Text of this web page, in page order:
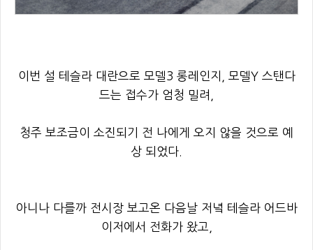
이번 설 테슬라 대란으로 모델3 롱레인지, 모델Y 스탠다
드는 접수가 엄청 밀려,
청주 보조금이 소진되기 전 나에게 오지 않을 것으로 예
상 되었다.
아니나 다를까 전시장 보고온 다음날 저녘 테슬라 어드바
이저에서 전화가 왔고,